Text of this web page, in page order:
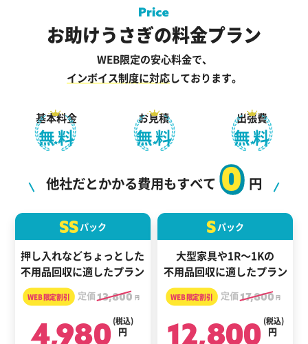
お助けうさぎの料金プラン
WEB限定の安心料金で、
インボイス制度に対応しております。
基本料金
無料
お見積
無料
出張費
無料
他社だとかかる費用もすべて
0
円
SSパック
押し入れなどちょっとした
不用品回収に適したプラン
定価13,800 円
4,980 円
(税込)
Sパック
大型家具や1R～1Kの
不用品回収に適したプラン
定価17,800 円
12,800 円
(税込)